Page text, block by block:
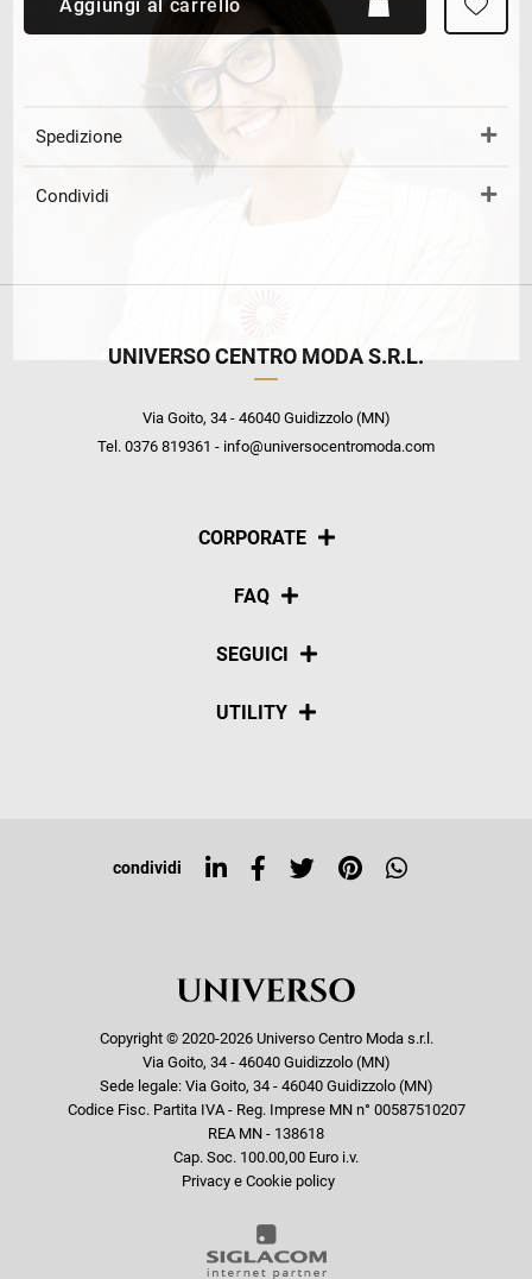
Aggiungi al carrello
Spedizione
Condividi
UNIVERSO CENTRO MODA S.R.L.
Via Goito, 34 - 46040 Guidizzolo (MN)
Tel. 0376 819361 - info@universocentromoda.com
CORPORATE
Chi siamo
FAQ
Pagamenti
SEGUICI
Social
UTILITY
Top ricerche
condividi
Copyright © 2020-2026 Universo Centro Moda s.r.l.
Via Goito, 34 - 46040 Guidizzolo (MN)
Sede legale: Via Goito, 34 - 46040 Guidizzolo (MN)
Codice Fisc. Partita IVA - Reg. Imprese MN n° 00587510207
REA MN - 138618
Cap. Soc. 100.00,00 Euro i.v.
Privacy e Cookie policy